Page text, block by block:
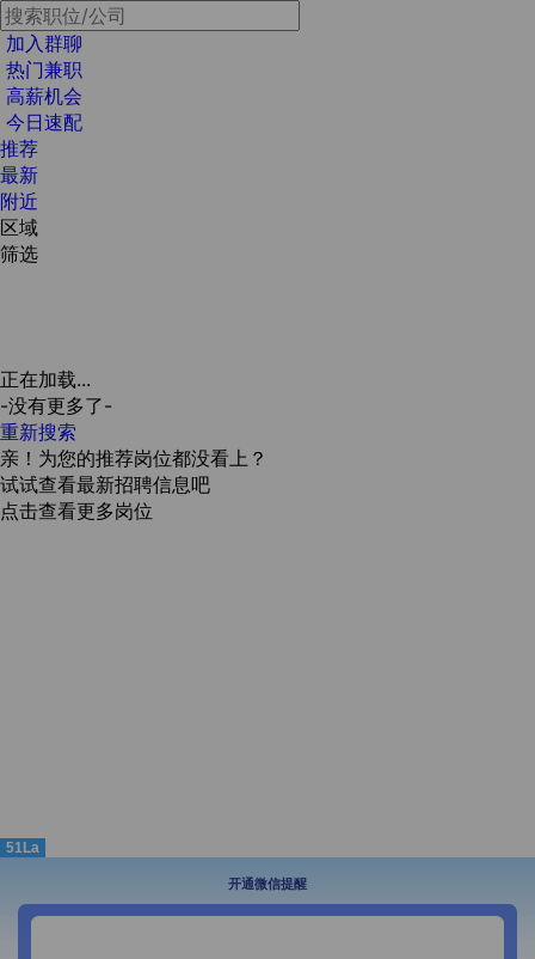
加入群聊
热门兼职
高薪机会
今日速配
推荐
最新
附近
区域
筛选
正在加载...
-没有更多了-
重新搜索
亲！为您的推荐岗位都没看上？
试试查看最新招聘信息吧
点击查看更多岗位
51La
开通微信提醒